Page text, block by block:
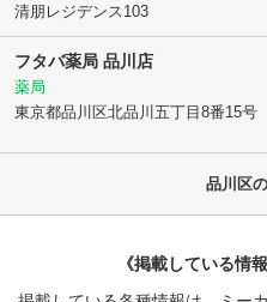
清朋レジデンス103
フタバ薬局 品川店
薬局
東京都品川区北品川五丁目8番15号
品川区
《掲載している情